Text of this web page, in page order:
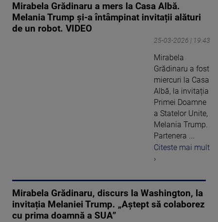
Mirabela Grădinaru a mers la Casa Albă.
Melania Trump și-a întâmpinat invitații alături
de un robot. VIDEO
25-03-2026 | 19:43
Mirabela
Grădinaru a fost
miercuri la Casa
Albă, la invitația
Primei Doamne
a Statelor Unite,
Melania Trump.
Partenera ...
Citeste mai mult
›
Mirabela Grădinaru, discurs la Washington, la
invitația Melaniei Trump. „Aştept să colaborez
cu prima doamnă a SUA”